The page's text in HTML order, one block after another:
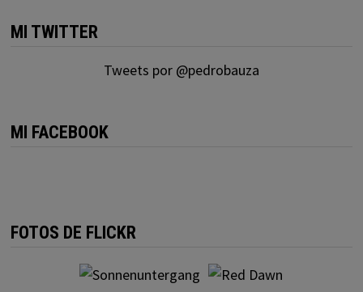
MI TWITTER
Tweets por @pedrobauza
MI FACEBOOK
FOTOS DE FLICKR